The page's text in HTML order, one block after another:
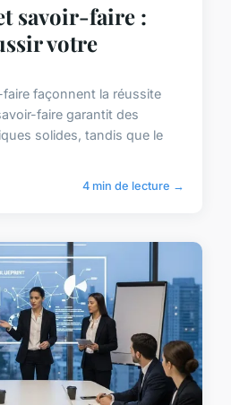
savoir-faire :
votre
façonnent la réussite
faire garantit des
solides, tandis que le
4 min de lecture →